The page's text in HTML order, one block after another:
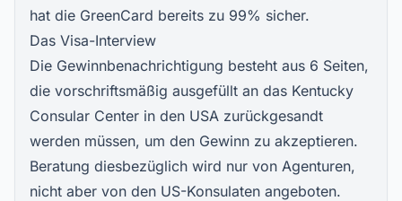
hat die GreenCard bereits zu 99% sicher.
Das Visa-Interview
Die Gewinnbenachrichtigung besteht aus 6 Seiten,
die vorschriftsmäßig ausgefüllt an das Kentucky
Consular Center in den USA zurückgesandt
werden müssen, um den Gewinn zu akzeptieren.
Beratung diesbezüglich wird nur von Agenturen,
nicht aber von den US-Konsulaten angeboten.